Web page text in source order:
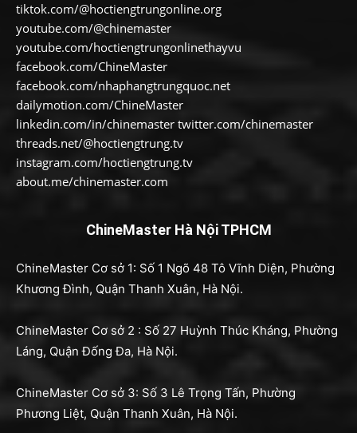
tiktok.com/@hoctiengtrungonline.org
youtube.com/@chinemaster
youtube.com/hoctiengtrungonlinethayvu
facebook.com/ChineMaster
facebook.com/nhaphangtrungquoc.net
dailymotion.com/ChineMaster
linkedin.com/in/chinemaster twitter.com/chinemaster
threads.net/@hoctiengtrung.tv
instagram.com/hoctiengtrung.tv
about.me/chinemaster.com
ChineMaster Hà Nội TPHCM
ChineMaster Cơ sở 1: Số 1 Ngõ 48 Tô Vĩnh Diện, Phường
Khương Đình, Quận Thanh Xuân, Hà Nội.
ChineMaster Cơ sở 2 : Số 27 Huỳnh Thúc Kháng, Phường
Láng, Quận Đống Đa, Hà Nội.
ChineMaster Cơ sở 3: Số 3 Lê Trọng Tấn, Phường
Phương Liệt, Quận Thanh Xuân, Hà Nội.